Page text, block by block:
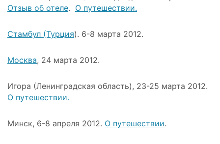
Отзыв об отеле. О путешествии.
Стамбул (Турция). 6-8 марта 2012.
Москва, 24 марта 2012.
Игора (Ленинградская область), 23-25 марта 2012.
О путешествии.
Минск, 6-8 апреля 2012. О путешествии.